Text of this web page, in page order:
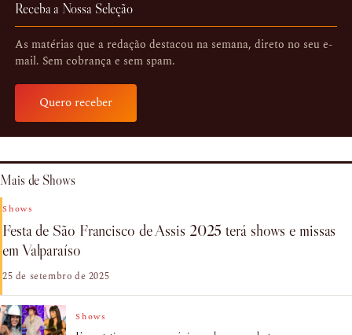
Receba a Nossa Seleção
As matérias que a redação destacou na semana, direto no seu e-
mail. Sem cobrança e sem spam.
Quero receber
Mais de Shows
Shows
Festa de São Francisco de Assis 2025 terá shows e missas
em Valparaíso
25 de setembro de 2025
Shows